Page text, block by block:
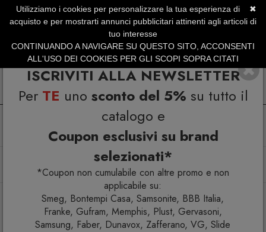
ISCRIVITI ALLA NEWSLETTER
Per TE uno sconto del 5% su tutto il
catalogo e
Coupon esclusivi su brand
selezionati*
*Coupon non cumulabile con altre promo e non
applicabile su:
Smeg, Bontempi Casa, Samsonite, BBB Italia,
Franke, Gufram, Memphis, Plust, Gervasoni,
Samsung, Faber, Dunavox, Zafferano, VG, Slide
SERVIZIO CLIENTI +39.0773.470.562
SUMMER SALES | Fino al 40% di Sconto
Arredo esterno
La Siesta FlexMount 1point Black Set di fissaggio per amaca
✖
Utilizziamo i cookies per personalizzare la tua esperienza di
acquisto e per mostrarti annunci pubblicitari attinenti agli articoli di
tuo interesse
CONTINUANDO A NAVIGARE SU QUESTO SITO, ACCONSENTI
ALL'USO DEI COOKIES PER GLI SCOPI SOPRA CITATI